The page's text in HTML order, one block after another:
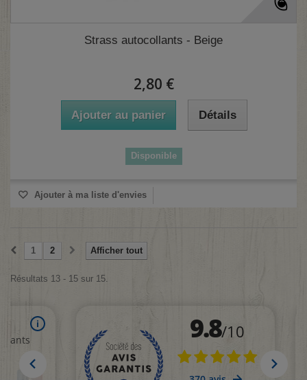
Strass autocollants - Beige
2,80 €
Ajouter au panier Détails
Disponible
Ajouter à ma liste d'envies
Afficher tout
1 2
Résultats 13 - 15 sur 15.